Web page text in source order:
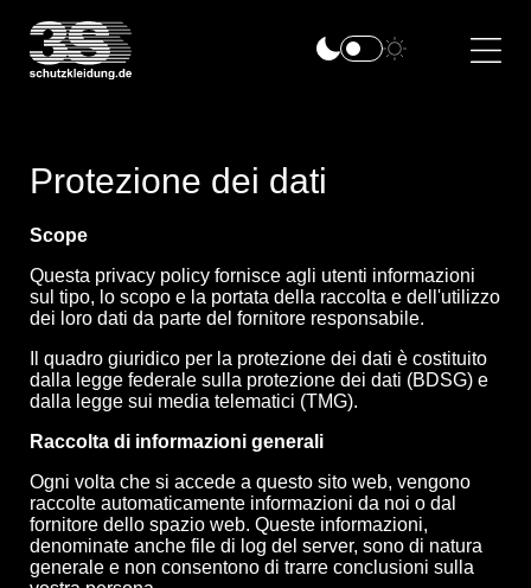
Protezione dei dati
Scope
Questa privacy policy fornisce agli utenti informazioni
sul tipo, lo scopo e la portata della raccolta e dell'utilizzo
dei loro dati da parte del fornitore responsabile.
Il quadro giuridico per la protezione dei dati è costituito
dalla legge federale sulla protezione dei dati (BDSG) e
dalla legge sui media telematici (TMG).
Raccolta di informazioni generali
Ogni volta che si accede a questo sito web, vengono
raccolte automaticamente informazioni da noi o dal
fornitore dello spazio web. Queste informazioni,
denominate anche file di log del server, sono di natura
generale e non consentono di trarre conclusioni sulla